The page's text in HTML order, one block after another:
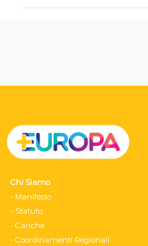
Chi Siamo
- Manifesto
- Statuto
- Cariche
- Coordinamenti Regionali